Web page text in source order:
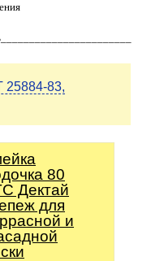
25884-83,
80
Дектай
для
и